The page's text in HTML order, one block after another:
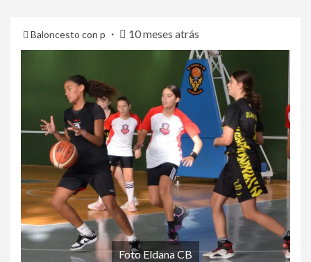
Baloncesto con p 10 meses atrás
Foto Eldana CB